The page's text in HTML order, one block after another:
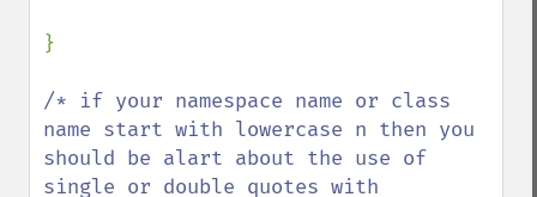
}
/* if your namespace name or class
name start with lowercase n then you
should be alart about the use of
single or double quotes with